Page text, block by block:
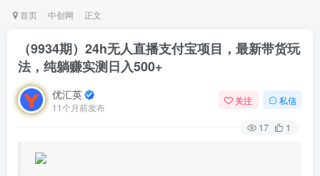
首页 中创网 正文
（9934期）24h无人直播支付宝项目，最新带货玩
法，纯躺赚实测日入500+
优汇英
11个月前发布
关注 私信
17 1